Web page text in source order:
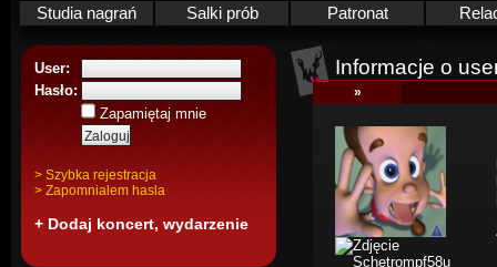
Studia nagrań
Salki prób Patronat
User:
Hasło:
Zapamiętaj mnie
> Szybka rejestracja
> Zapomnialem hasla
+ Dodaj koncert, wydarzenie
Informacje o
»